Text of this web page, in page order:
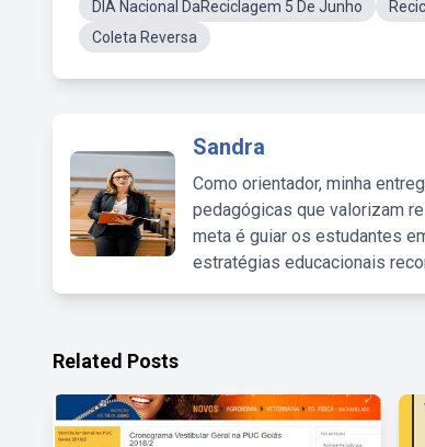
DIA Nacional DaReciclagem 5 De Junho
Coleta Reversa
Sandra
Como orientador, minha
pedagógicas que valorizam
meta é guiar os estudantes
estratégias educacionais
Related Posts